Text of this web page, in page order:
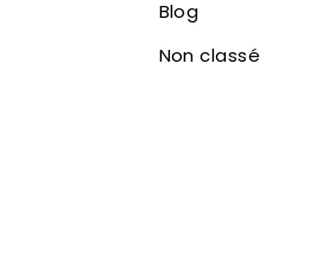
Blog
Non classé